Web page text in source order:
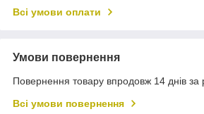
Всі умови оплати
Умови повернення
Повернення товару впродовж 14 днів за
Всі умови повернення